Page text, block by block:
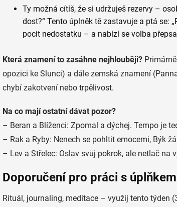
Ty možná cítíš, že si udržuješ rezervy –
dost?“ Tento úplněk tě zastavuje a ptá se:
pocit nedostatku – a nabízí se volba
Která znamení to zasáhne nejhlouběji?
opozici ke Slunci) a dále zemská znamení
chybí zakotvení nebo trpělivost.
Na co mají ostatní dávat pozor?
– Beran a Blíženci: Zpomal a dýchej. Tempo je
– Rak a Ryby: Nenech se pohltit emocemi, Býk
– Lev a Střelec: Oslav svůj pokrok, ale netlač na
Doporučení pro práci s úplňkem
Rituál, journaling, meditace – využij tento týden